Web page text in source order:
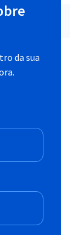
da sua